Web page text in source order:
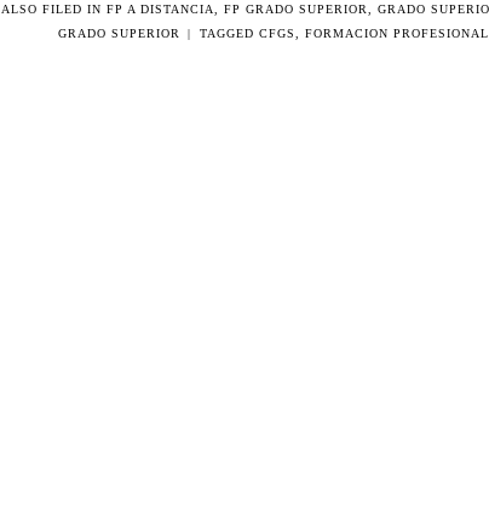
ALSO FILED IN FP A DISTANCIA, FP GRADO SUPERIOR, GRADO
GRADO SUPERIOR
| TAGGED CFGS, FORMACION PROFESIONAL